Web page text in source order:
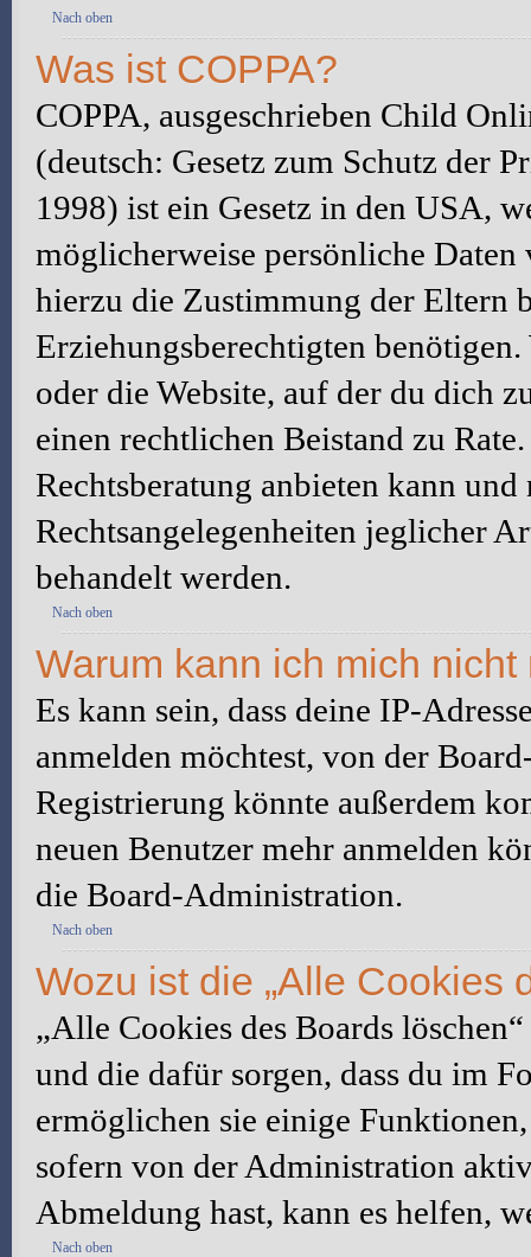
Nach oben
Was ist COPPA?
COPPA, ausgeschrieben Child
(deutsch: Gesetz zum Schutz der
1998) ist ein Gesetz in den USA,
möglicherweise persönliche
hierzu die Zustimmung der Eltern
Erziehungsberechtigten
oder die Website, auf der du dich
einen rechtlichen Beistand zu
Rechtsberatung anbieten kann
Rechtsangelegenheiten jeglicher
behandelt werden.
Nach oben
Warum kann ich mich nicht
Es kann sein, dass deine IP-
anmelden möchtest, von der
Registrierung könnte außerdem
neuen Benutzer mehr anmelden
die Board-Administration.
Nach oben
Wozu ist die „Alle Cookies
„Alle Cookies des Boards
und die dafür sorgen, dass du im
ermöglichen sie einige
sofern von der Administration
Abmeldung hast, kann es helfen,
Nach oben